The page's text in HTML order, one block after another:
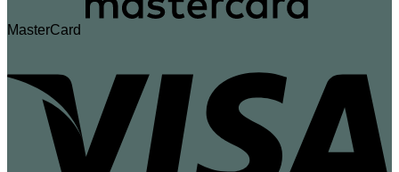
MasterCard